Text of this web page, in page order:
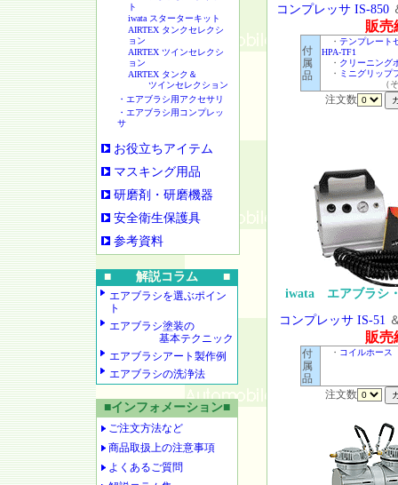
ト
iwata スターターキット
AIRTEX タンクセレクシ
ョン
AIRTEX ツインセレクシ
ョン
AIRTEX タンク＆
ツインセレクション
・エアブラシ用アクセサリ
・エアブラシ用コンプレッ
サ
お役立ちアイテム
マスキング用品
研磨剤・研磨機器
安全衛生保護具
参考資料
■ 解説コラム ■
エアブラシを選ぶポイン
ト
エアブラシ塗装の
基本テクニック
エアブラシアート製作例
エアブラシの洗浄法
■インフォメーション■
ご注文方法など
商品取扱上の注意事項
よくあるご質問
コンプレッサ IS-850
販売
付
属
品
・ テンプレー
HPA-TF1
・ クリーニング
・ ミニグリップ
（
注文数
iwata エアブラシ
コンプレッサ IS-51
販売
付
属
品
・ コイルホース
注文数